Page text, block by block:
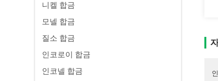
니켈 합금
모넬 합금
질소 합금
인코로이 합금
인코넬 합금